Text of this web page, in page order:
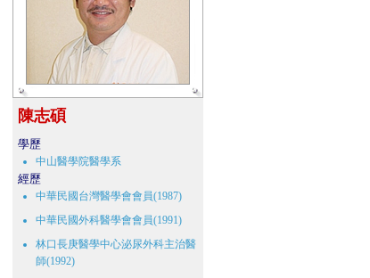
陳志碩
學歷
中山醫學院醫學系
經歷
中華民國台灣醫學會會員(1987)
中華民國外科醫學會會員(1991)
林口長庚醫學中心泌尿外科主治醫
師(1992)